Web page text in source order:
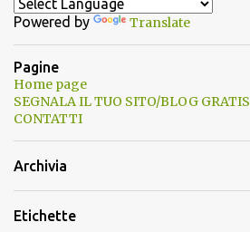
Powered by Translate
Pagine
Home page
SEGNALA IL TUO SITO/BLOG GRATIS
CONTATTI
Archivia
Etichette